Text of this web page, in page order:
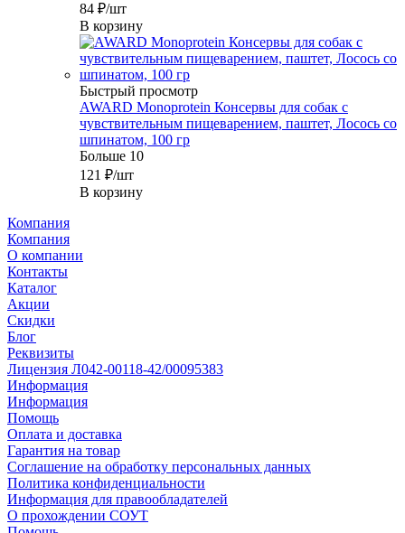
84 ₽/шт
В корзину
Быстрый просмотр
AWARD Monoprotein Консервы для собак с
чувствительным пищеварением, паштет, Лосось со
шпинатом, 100 гр
Больше 10
121 ₽/шт
В корзину
Компания
Компания
О компании
Контакты
Каталог
Акции
Скидки
Блог
Реквизиты
Лицензия Л042-00118-42/00095383
Информация
Информация
Помощь
Оплата и доставка
Гарантия на товар
Соглашение на обработку персональных данных
Политика конфиденциальности
Информация для правообладателей
О прохождении СОУТ